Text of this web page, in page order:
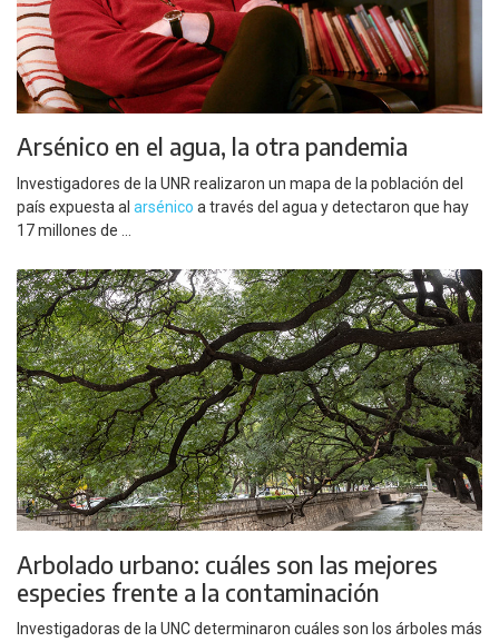
Arsénico en el agua, la otra pandemia
Investigadores de la UNR realizaron un mapa de la población del
país expuesta al arsénico a través del agua y detectaron que hay
17 millones de ...
Arbolado urbano: cuáles son las mejores
especies frente a la contaminación
Investigadoras de la UNC determinaron cuáles son los árboles más